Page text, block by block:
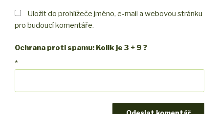
Uložit do prohlížeče jméno, e-mail a webovou stránku
pro budoucí komentáře.
Ochrana proti spamu: Kolik je 3 + 9 ?
*